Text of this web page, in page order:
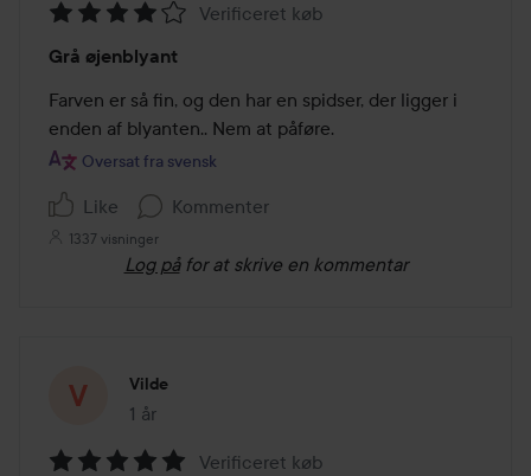
4
ud
af
5
Verificeret køb
Grå øjenblyant
Farven er så fin, og den har en spidser, der ligger i
enden af blyanten.. Nem at påføre.
Oversat fra svensk
Like Kommenter
1337 visninger
Log på for at skrive en kommentar
Vilde
1 år
Posten blev oprettet 1 år
Verificeret køb